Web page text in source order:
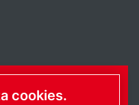
cookies.